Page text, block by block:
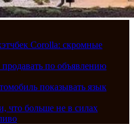
Corolla: скромные
по объявлению
показывать язык
что больше не в силах